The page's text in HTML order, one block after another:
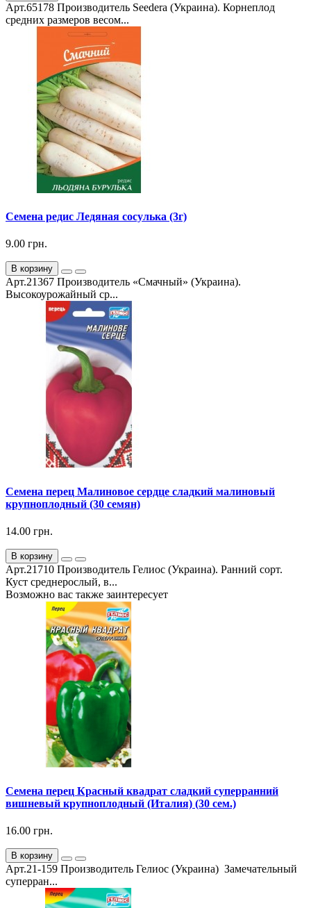
Арт.65178 Производитель Seedera (Украина). Корнеплод
средних размеров весом...
Семена редис Ледяная сосулька (3г)
9.00 грн.
В корзину
Арт.21367 Производитель «Смачный» (Украина).
Высокоурожайный ср...
Семена перец Малиновое сердце сладкий малиновый
крупноплодный (30 семян)
14.00 грн.
В корзину
Арт.21710 Производитель Гелиос (Украина). Ранний сорт.
Куст среднерослый, в...
Возможно вас также заинтересует
Семена перец Красный квадрат сладкий суперранний
вишневый крупноплодный (Италия) (30 сем.)
16.00 грн.
В корзину
Арт.21-159 Производитель Гелиос (Украина) Замечательный
суперран...